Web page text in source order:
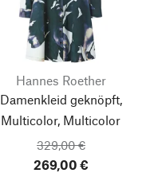
Hannes Roether
Damenkleid geknöpft,
Multicolor, Multicolor
329,00 €
269,00 €